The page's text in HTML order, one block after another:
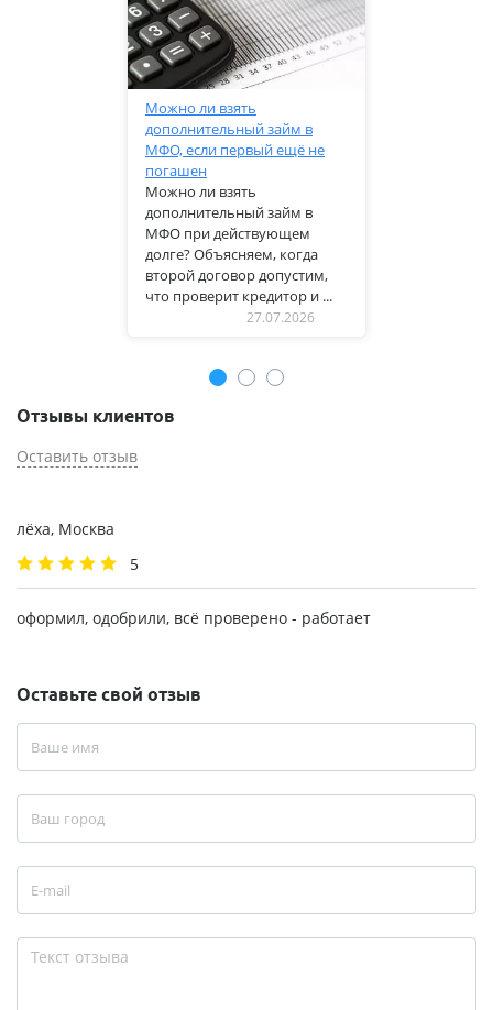
Можно ли взять
дополнительный займ в
МФО, если первый ещё не
погашен
Можно ли взять
дополнительный займ в
МФО при действующем
долге? Объясняем, когда
второй договор допустим,
что проверит кредитор и ...
27.07.2026
Отзывы клиентов
Оставить отзыв
лёха, Москва
5
оформил, одобрили, всё проверено - работает
Оставьте свой отзыв